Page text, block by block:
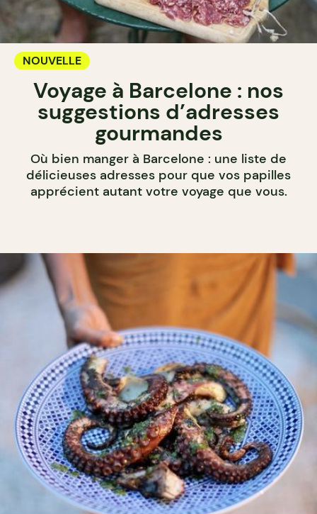
NOUVELLE
Voyage à Barcelone : nos
suggestions d’adresses
gourmandes
Où bien manger à Barcelone : une liste de
délicieuses adresses pour que vos papilles
apprécient autant votre voyage que vous.